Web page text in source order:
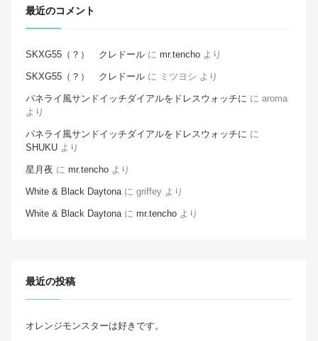
最近のコメント
SKXG55（？） クレドール に mr.tencho より
SKXG55（？） クレドール に ミツヨシ より
パネライ風サンドイッチダイアルをドレスウォッチに に aroma
より
パネライ風サンドイッチダイアルをドレスウォッチに に
SHUKU より
星月夜 に mr.tencho より
White & Black Daytonaに griffey より
White & Black Daytonaに mr.tencho より
最近の投稿
オレンジモンスターは好きです。